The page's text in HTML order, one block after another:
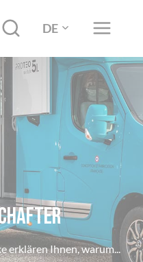
DE
erklären Ihnen, warum...